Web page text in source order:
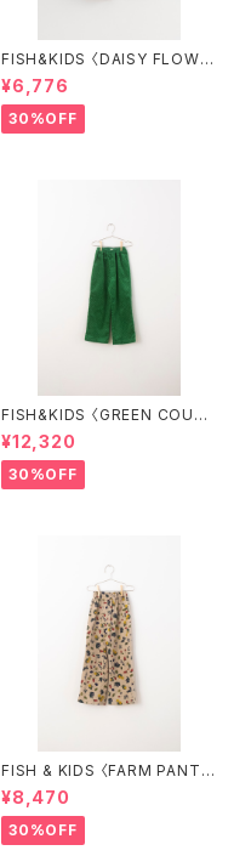
FISH&KIDS 〈DAISY FLOWE
R SHORT〉
¥6,776
30%OFF
FISH&KIDS 〈GREEN COURD
ORY〉
¥12,320
30%OFF
FISH & KIDS 〈FARM PANT
S〉
¥8,470
30%OFF